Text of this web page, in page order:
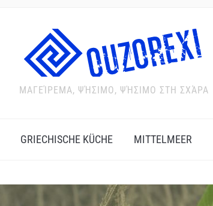
ΜΑΓΕΊΡΕΜΑ, ΨΉΣΙΜΟ, ΨΉΣΙΜΟ ΣΤΗ ΣΧΆΡΑ
GRIECHISCHE KÜCHE MITTELMEER